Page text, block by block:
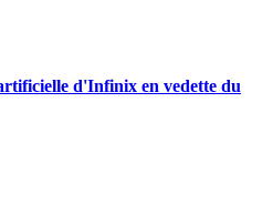
d'Infinix en vedette du